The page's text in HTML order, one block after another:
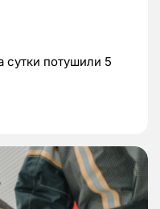
сутки потушили 5